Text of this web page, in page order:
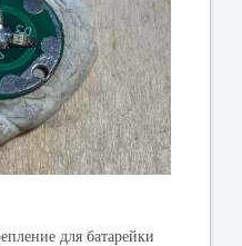
для батарейки